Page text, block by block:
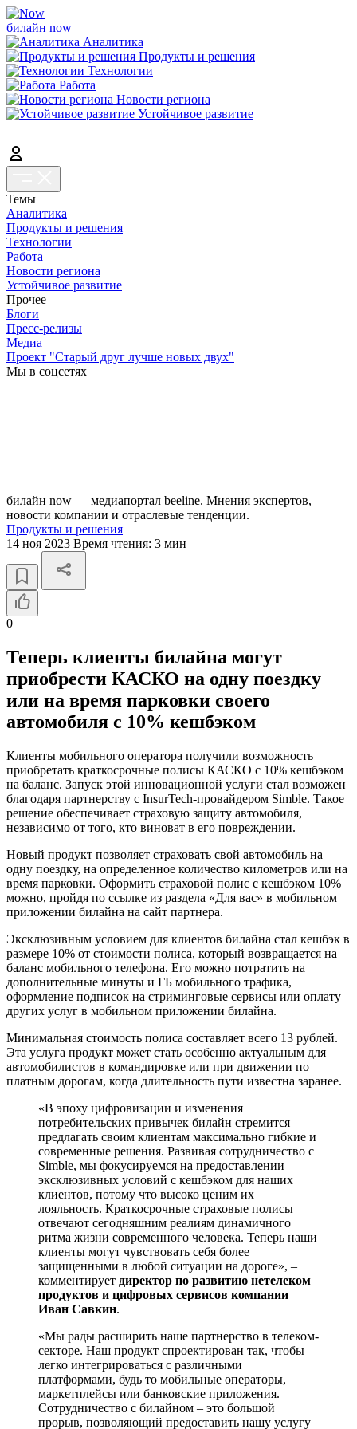
билайн now
Аналитика
Продукты и решения
Технологии
Работа
Новости региона
Устойчивое развитие
Темы
Аналитика
Продукты и решения
Технологии
Работа
Новости региона
Устойчивое развитие
Прочее
Блоги
Пресс-релизы
Медиа
Проект "Старый друг лучше новых двух"
Мы в соцсетях
билайн now — медиапортал beeline. Мнения экспертов,
новости компании и отраслевые тенденции.
Продукты и решения
14 ноя 2023 Время чтения: 3 мин
0
Теперь клиенты билайна могут
приобрести КАСКО на одну поездку
или на время парковки своего
автомобиля с 10% кешбэком
Клиенты мобильного оператора получили возможность
приобретать краткосрочные полисы КАСКО с 10% кешбэком
на баланс. Запуск этой инновационной услуги стал возможен
благодаря партнерству с InsurTech-провайдером Simble. Такое
решение обеспечивает страховую защиту автомобиля,
независимо от того, кто виноват в его повреждении.
Новый продукт позволяет страховать свой автомобиль на
одну поездку, на определенное количество километров или на
время парковки. Оформить страховой полис с кешбэком 10%
можно, пройдя по ссылке из раздела «Для вас» в мобильном
приложении билайна на сайт партнера.
Эксклюзивным условием для клиентов билайна стал кешбэк в
размере 10% от стоимости полиса, который возвращается на
баланс мобильного телефона. Его можно потратить на
дополнительные минуты и ГБ мобильного трафика,
оформление подписок на стриминговые сервисы или оплату
других услуг в мобильном приложении билайна.
Минимальная стоимость полиса составляет всего 13 рублей.
Эта услуга продукт может стать особенно актуальным для
автомобилистов в командировке или при движении по
платным дорогам, когда длительность пути известна заранее.
«В эпоху цифровизации и изменения
потребительских привычек билайн стремится
предлагать своим клиентам максимально гибкие и
современные решения. Развивая сотрудничество с
Simble, мы фокусируемся на предоставлении
эксклюзивных условий с кешбэком для наших
клиентов, потому что высоко ценим их
лояльность. Краткосрочные страховые полисы
отвечают сегодняшним реалиям динамичного
ритма жизни современного человека. Теперь наши
клиенты могут чувствовать себя более
защищенными в любой ситуации на дороге», –
комментирует директор по развитию нетелеком
продуктов и цифровых сервисов компании
Иван Савкин.
«Мы рады расширить наше партнерство в телеком-
секторе. Наш продукт спроектирован так, чтобы
легко интегрироваться с различными
платформами, будь то мобильные операторы,
маркетплейсы или банковские приложения.
Сотрудничество с билайном – это большой
прорыв, позволяющий предоставить нашу услугу